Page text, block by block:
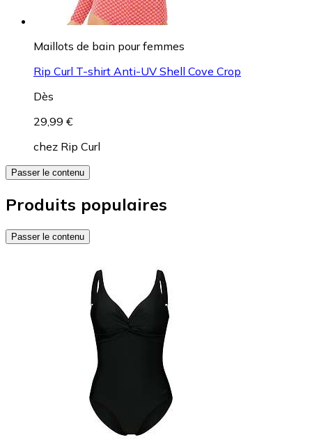
Maillots de bain pour femmes
Rip Curl T-shirt Anti-UV Shell Cove Crop
Dès
29,99 €
chez Rip Curl
Passer le contenu
Produits populaires
Passer le contenu